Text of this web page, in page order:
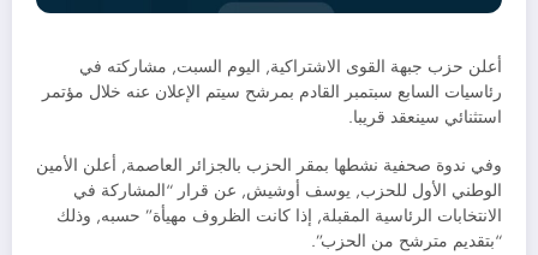
أعلن حزب جبهة القوى الاشتراكية, اليوم السبت, مشاركته في
رئاسيات السابع سبتمبر القادم بمرشح سيتم الإعلان عنه خلال مؤتمر
استثنائي سينعقد قريبا.
وفي ندوة صحفية نشطها بمقر الحزب بالجزائر العاصمة, أعلن الأمين
الوطني الأول للحزب, يوسف أوشيش, عن قرار “المشاركة في
الانتخابات الرئاسية المقبلة, إذا كانت الظروف مهيأة” حسبه, وذلك
“بتقديم مترشح من الحزب”.